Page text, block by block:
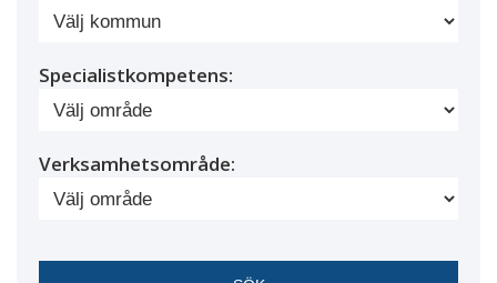
Specialistkompetens:
Verksamhetsområde: